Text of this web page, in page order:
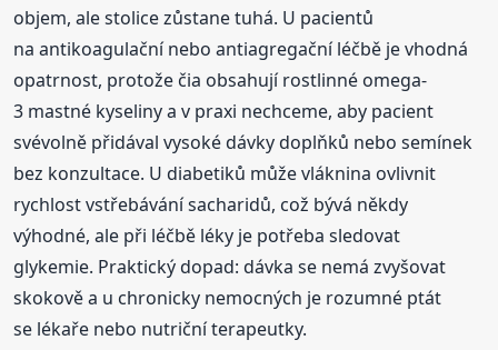
objem, ale stolice zůstane tuhá. U pacientů
na antikoagulační nebo antiagregační léčbě je vhodná
opatrnost, protože čia obsahují rostlinné omega-
3 mastné kyseliny a v praxi nechceme, aby pacient
svévolně přidával vysoké dávky doplňků nebo semínek
bez konzultace. U diabetiků může vláknina ovlivnit
rychlost vstřebávání sacharidů, což bývá někdy
výhodné, ale při léčbě léky je potřeba sledovat
glykemie. Praktický dopad: dávka se nemá zvyšovat
skokově a u chronicky nemocných je rozumné ptát
se lékaře nebo nutriční terapeutky.